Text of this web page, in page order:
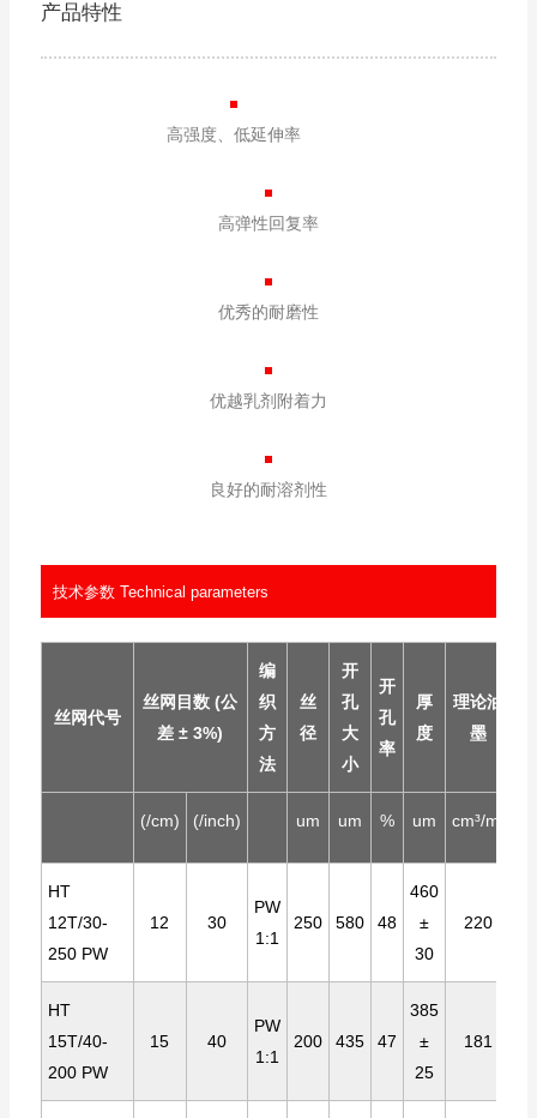
产品特性
高强度、低延伸率
高弹性回复率
优秀的耐磨性
优越乳剂附着力
良好的耐溶剂性
技术参数 Technical parameters
丝网代号
丝网目数 (公
差 ± 3%)
编
织
方
法
丝
径
开
孔
大
小
开
孔
率
厚
度
理论油
墨
(/cm) (/inch) um um % um cm³/m²
HT
12T/30-
250 PW
12 30
PW
1:1
250 580 48
460
±
30
220
HT
15T/40-
200 PW
15 40
PW
1:1
200 435 47
385
±
25
181